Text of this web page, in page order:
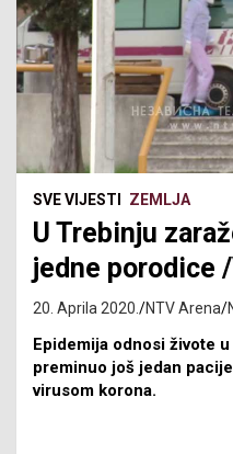
SVE VIJESTI ZEMLJA
U Trebinju
jedne porodice
20. Aprila 2020. NTV Arena
Epidemija odnosi živote
preminuo još jedan
virusom korona.